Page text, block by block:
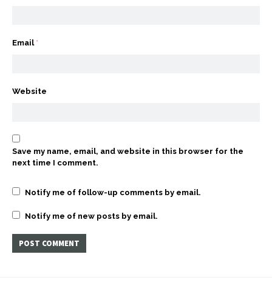
Email *
Website
Save my name, email, and website in this browser for the
next time I comment.
Notify me of follow-up comments by email.
Notify me of new posts by email.